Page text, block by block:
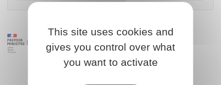
This site uses cookies and
gives you control over what
you want to activate